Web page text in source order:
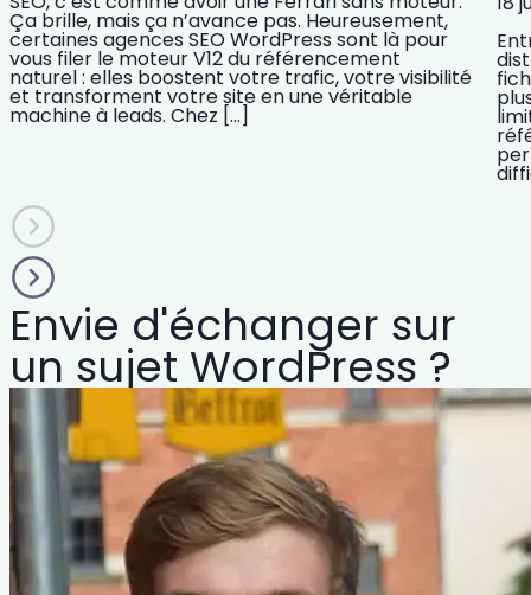
Ça brille, mais ça n’avance pas. Heureusement,
certaines agences SEO WordPress sont là pour
vous filer le moteur V12 du référencement
naturel : elles boostent votre trafic, votre visibilité
et transforment votre site en une véritable
machine à leads. Chez […]
Envie d'échanger sur
un sujet WordPress ?